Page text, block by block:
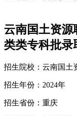
云南国土资源
类类专科批录
招生院校：云南国土
招生年份：2024年
招生省份：重庆